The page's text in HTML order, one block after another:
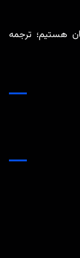
هستیم؛ ترجمه